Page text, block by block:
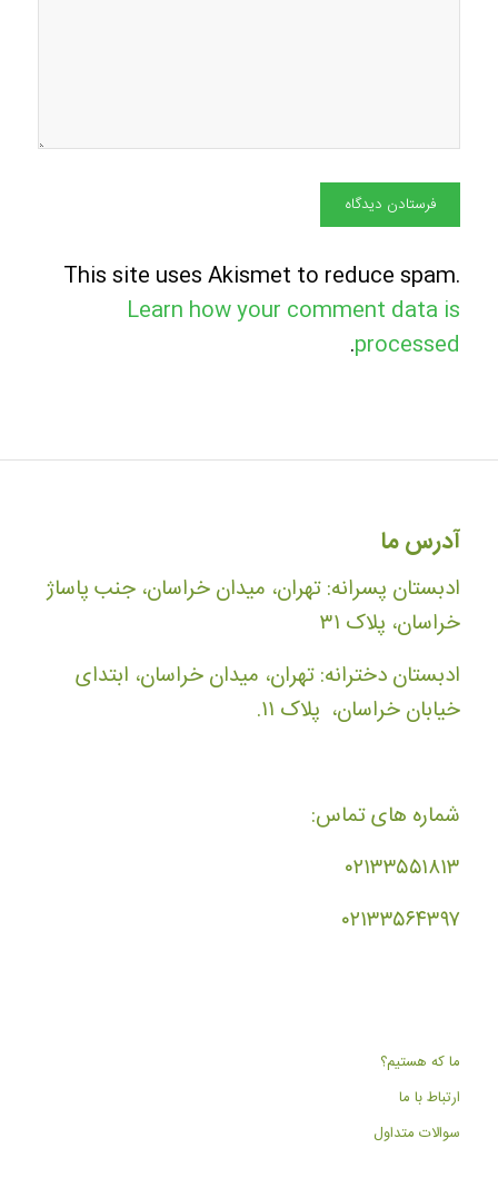
This site uses Akismet to reduce spam.
Learn how your comment data is
processed
.
آدرس ما
ادبستان پسرانه: تهران، میدان خراسان، جنب پاساژ
خراسان، پلاک ۳۱
ادبستان دخترانه: تهران، میدان خراسان، ابتدای
خیابان خراسان، پلاک ۱۱.
شماره های تماس:
۰۲۱۳۳۵۵۱۸۱۳
۰۲۱۳۳۵۶۴۳۹۷
ما که هستیم؟
ارتباط با ما
سوالات متداول